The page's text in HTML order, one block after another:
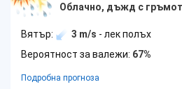
Облачно, дъжд с
Вятър: 3 m/s - лек полъх
Вероятност за валежи: 67%
Подробна прогноза